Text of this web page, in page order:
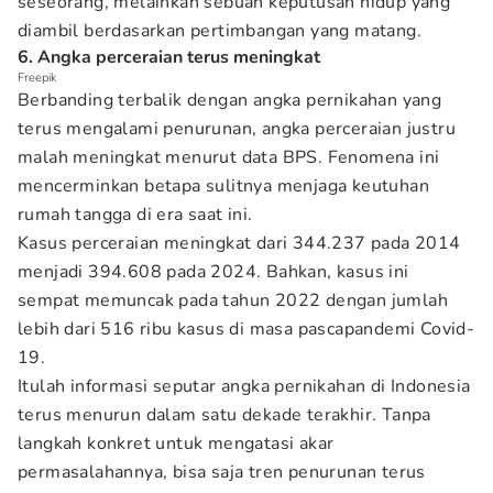
diambil berdasarkan pertimbangan yang matang.
6. Angka perceraian terus meningkat
Freepik
Berbanding terbalik dengan angka pernikahan yang
terus mengalami penurunan, angka perceraian justru
malah meningkat menurut data BPS. Fenomena ini
mencerminkan betapa sulitnya menjaga keutuhan
rumah tangga di era saat ini.
Kasus perceraian meningkat dari 344.237 pada 2014
menjadi 394.608 pada 2024. Bahkan, kasus ini
sempat memuncak pada tahun 2022 dengan jumlah
lebih dari 516 ribu kasus di masa pascapandemi Covid-
19.
Itulah informasi seputar angka pernikahan di Indonesia
terus menurun dalam satu dekade terakhir. Tanpa
langkah konkret untuk mengatasi akar
permasalahannya, bisa saja tren penurunan terus